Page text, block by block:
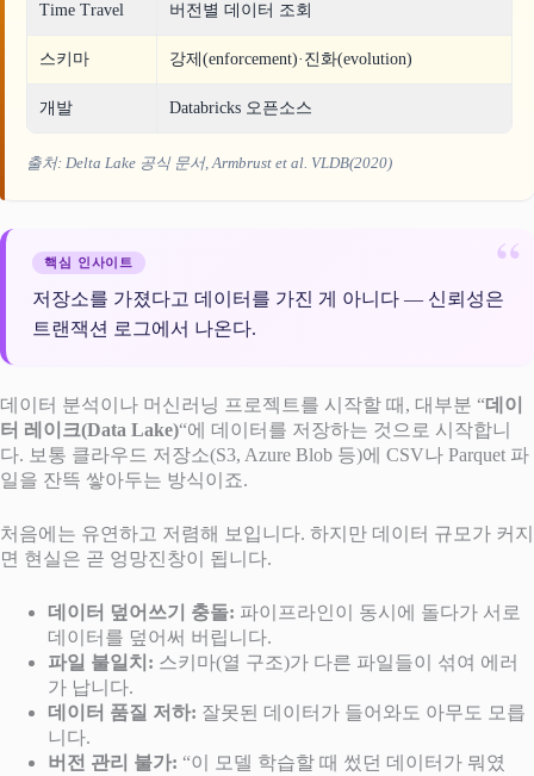
Time Travel 버전별 데이터 조회
스키마 강제(enforcement)·진화(evolution)
개발 Databricks 오픈소스
출처: Delta Lake 공식 문서, Armbrust et al. VLDB(2020)
핵심 인사이트
저장소를 가졌다고 데이터를 가진 게 아니다 — 신뢰성은
트랜잭션 로그에서 나온다.
데이터 분석이나 머신러닝 프로젝트를 시작할 때, 대부분 “데이
터 레이크(Data Lake)“에 데이터를 저장하는 것으로 시작합니
다. 보통 클라우드 저장소(S3, Azure Blob 등)에 CSV나 Parquet 파
일을 잔뜩 쌓아두는 방식이죠.
처음에는 유연하고 저렴해 보입니다. 하지만 데이터 규모가 커지
면 현실은 곧 엉망진창이 됩니다.
데이터 덮어쓰기 충돌: 파이프라인이 동시에 돌다가 서로
데이터를 덮어써 버립니다.
파일 불일치: 스키마(열 구조)가 다른 파일들이 섞여 에러
가 납니다.
데이터 품질 저하: 잘못된 데이터가 들어와도 아무도 모릅
니다.
버전 관리 불가: “이 모델 학습할 때 썼던 데이터가 뭐였